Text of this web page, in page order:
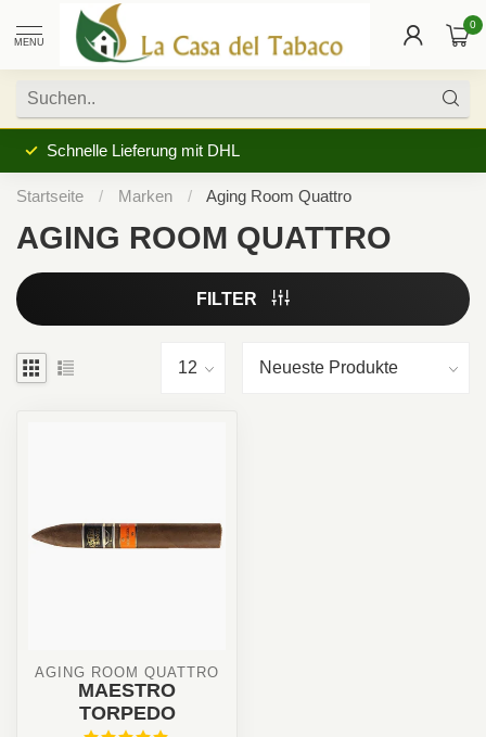
MENU
0
Kein Verkauf an Jugendliche unter 18
Startseite / Marken / Aging Room Quattro
AGING ROOM QUATTRO
FILTER
AGING ROOM QUATTRO
MAESTRO
TORPEDO